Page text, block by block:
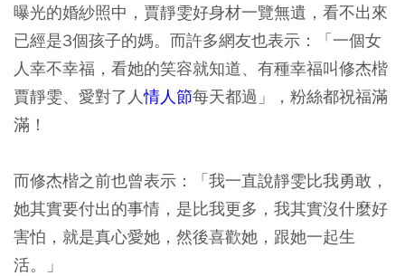
曝光的婚紗照中，賈靜雯好身材一覽無遺，看不出來
已經是3個孩子的媽。而許多網友也表示：「一個女
人幸不幸福，看她的笑容就知道、有種幸福叫修杰楷
賈靜雯、愛對了人情人節每天都過」，粉絲都祝福滿
滿！
而修杰楷之前也曾表示：「我一直說靜雯比我勇敢，
她其實要付出的事情，是比我更多，我其實沒什麼好
害怕，就是真心愛她，然後喜歡她，跟她一起生
活。」